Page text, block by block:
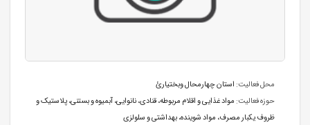
محل فعالیت: استان چهارمحال وبختیارئ
حوزه فعالیت: مواد غذایی و اقلام مربوطه،قنادی، نانوایی، آبمیوه و بستنی،پلاستیک و
ظروف یکبار مصرف، مواد شوینده، بهداشتی و سلولزی